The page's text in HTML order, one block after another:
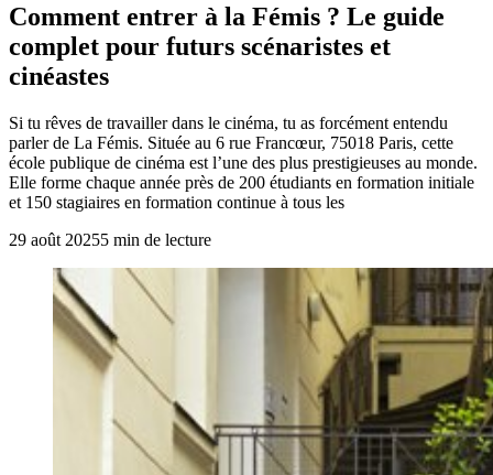
Comment entrer à la Fémis ? Le guide
complet pour futurs scénaristes et
cinéastes
Si tu rêves de travailler dans le cinéma, tu as forcément entendu
parler de La Fémis. Située au 6 rue Francœur, 75018 Paris, cette
école publique de cinéma est l’une des plus prestigieuses au monde.
Elle forme chaque année près de 200 étudiants en formation initiale
et 150 stagiaires en formation continue à tous les
29 août 20255 min de lecture